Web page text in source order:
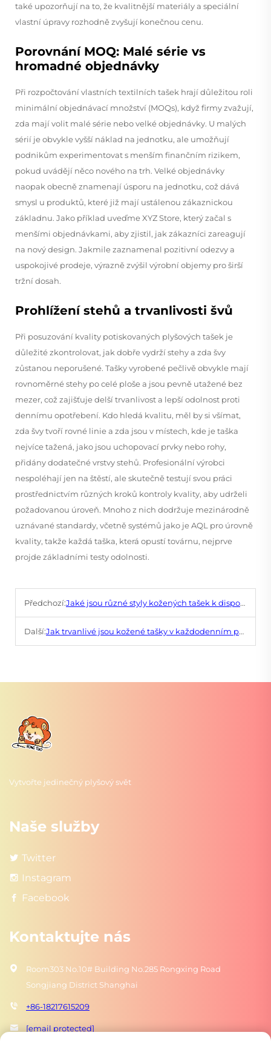
také upozorňují na to, že kvalitnější materiály a speciální
vlastní úpravy rozhodně zvyšují konečnou cenu.
Porovnání MOQ: Malé série vs
hromadné objednávky
Při rozpočtování vlastních textilních tašek hrají důležitou roli
minimální objednávací množství (MOQs), když firmy zvažují,
zda mají volit malé série nebo velké objednávky. U malých
sérií je obvykle vyšší náklad na jednotku, ale umožňují
podnikům experimentovat s menším finančním rizikem,
pokud uvádějí něco nového na trh. Velké objednávky
naopak obecně znamenají úsporu na jednotku, což dává
smysl u produktů, které již mají ustálenou zákaznickou
základnu. Jako příklad uveďme XYZ Store, který začal s
menšími objednávkami, aby zjistil, jak zákazníci zareagují
na nový design. Jakmile zaznamenal pozitivní odezvy a
uspokojivé prodeje, výrazně zvýšil výrobní objemy pro širší
tržní dosah.
Prohlížení stehů a trvanlivosti švů
Při posuzování kvality potiskovaných plyšových tašek je
důležité zkontrolovat, jak dobře vydrží stehy a zda švy
zůstanou neporušené. Tašky vyrobené pečlivě obvykle mají
rovnoměrné stehy po celé ploše a jsou pevně utažené bez
mezer, což zajišťuje delší trvanlivost a lepší odolnost proti
dennímu opotřebení. Kdo hledá kvalitu, měl by si všímat,
zda švy tvoří rovné linie a zda jsou v místech, kde je taška
nejvíce tažená, jako jsou uchopovací prvky nebo rohy,
přidány dodatečné vrstvy stehů. Profesionální výrobci
nespoléhají jen na štěstí, ale skutečně testují svou práci
prostřednictvím různých kroků kontroly kvality, aby udrželi
požadovanou úroveň. Mnoho z nich dodržuje mezinárodně
uznávané standardy, včetně systémů jako je AQL pro úrovně
kvality, takže každá taška, která opustí továrnu, nejprve
projde základními testy odolnosti.
Předchozí:Jaké jsou různé styly kožených tašek k dispozici?
Další:Jak trvanlivé jsou kožené tašky v každodenním použití?
Vytvořte jedinečný plyšový svět
Naše služby
Twitter
Instagram
Facebook
Kontaktujte nás
Room303 No.10# Building No.285 Rongxing Road
Songjiang District Shanghai
+86-18217615209
[email protected]